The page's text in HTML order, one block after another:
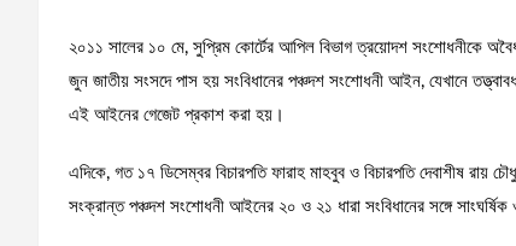
২০১১ সালের ১০ মে, সুপ্রিম কোর্টের আপিল বিভাগ ত্রয়োদশ সংশোধনীকে
জুন জাতীয় সংসদে পাস হয় সংবিধানের পঞ্চদশ সংশোধনী আইন, যেখানে
এই আইনের গেজেট প্রকাশ করা হয়।
এদিকে, গত ১৭ ডিসেম্বর বিচারপতি ফারাহ মাহবুব ও বিচারপতি দেবাশীষ রায়
সংক্রান্ত পঞ্চদশ সংশোধনী আইনের ২০ ও ২১ ধারা সংবিধানের সঙ্গে সাংঘর্ষিক